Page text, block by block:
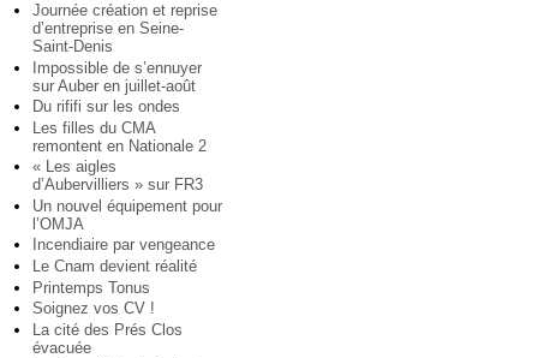
Journée création et reprise
d’entreprise en Seine-
Saint-Denis
Impossible de s’ennuyer
sur Auber en juillet-août
Du rififi sur les ondes
Les filles du CMA
remontent en Nationale 2
« Les aigles
d’Aubervilliers » sur FR3
Un nouvel équipement pour
l’OMJA
Incendiaire par vengeance
Le Cnam devient réalité
Printemps Tonus
Soignez vos CV !
La cité des Prés Clos
évacuée